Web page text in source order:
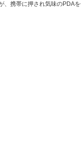
、携帯に押され気味のPDA